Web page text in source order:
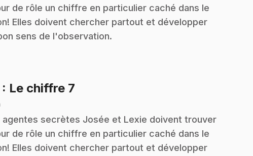
de rôle un chiffre en particulier caché dans le
Elles doivent chercher partout et développer
sens de l'observation.
: Le chiffre 7
agentes secrètes Josée et Lexie doivent trouver
de rôle un chiffre en particulier caché dans le
Elles doivent chercher partout et développer